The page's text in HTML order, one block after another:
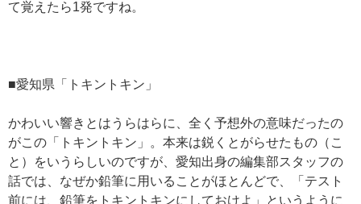
て覚えたら1発ですね。
■愛知県「トキントキン」
かわいい響きとはうらはらに、全く予想外の意味だったの
がこの「トキントキン」。本来は鋭くとがらせたもの（こ
と）をいうらしいのですが、愛知出身の編集部スタッフの
話では、なぜか鉛筆に用いることがほとんどで、「テスト
前には、鉛筆をトキントキンにしておけよ」というように